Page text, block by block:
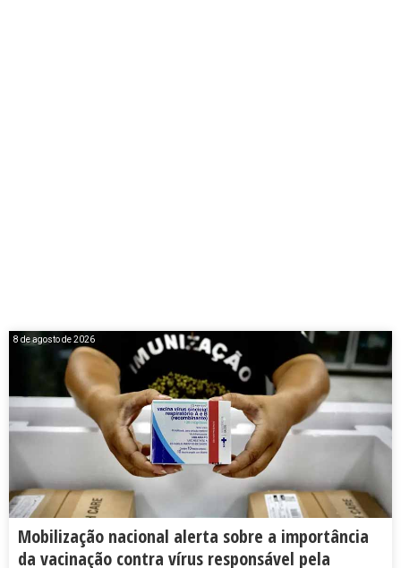
8 de agosto de 2026
Mobilização nacional alerta sobre a importância
da vacinação contra vírus responsável pela